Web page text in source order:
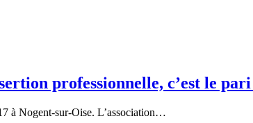
professionnelle, c’est le pari
à Nogent-sur-Oise. L’association…